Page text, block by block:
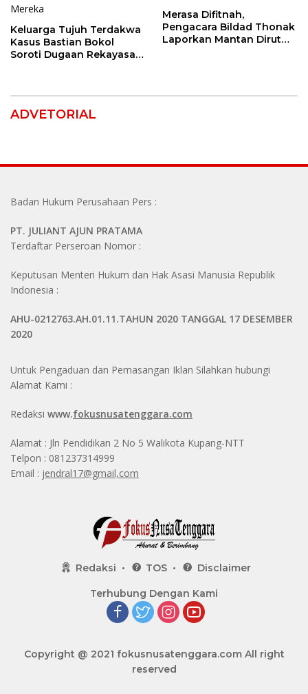
Keluarga Tujuh Terdakwa
Kasus Bastian Bokol
Soroti Dugaan Rekayasa
Merasa Difitnah,
Pengacara Bildad Thonak
Laporkan Mantan Dirut
ADVETORIAL
Badan Hukum Perusahaan Pers :
PT. JULIANT AJUN PRATAMA
Terdaftar Perseroan Nomor :
Keputusan Menteri Hukum dan Hak Asasi Manusia Republik
Indonesia :
AHU-0212763.AH.01.11.TAHUN 2020 TANGGAL 17 DESEMBER
2020
Untuk Pengaduan dan Pemasangan Iklan Silahkan hubungi
Alamat Kami :
Redaksi www.fokusnusatenggara.com
Alamat : Jln Pendidikan 2 No 5 Walikota Kupang-NTT
Telpon : 081237314999
Email : jendral17@gmail,com
Redaksi TOS Disclaimer
Terhubung Dengan Kami
Copyright @ 2021 fokusnusatenggara.comAll right
reserved